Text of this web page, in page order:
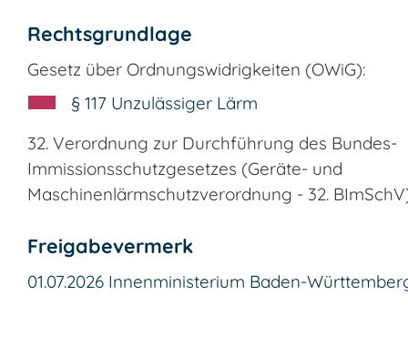
Rechtsgrundlage
Gesetz über Ordnungswidrigkeiten (OWiG):
§ 117 Unzulässiger Lärm
32. Verordnung zur Durchführung des Bundes-
Immissionsschutzgesetzes (Geräte- und
Maschinenlärmschutzverordnung - 32.
Freigabevermerk
01.07.2026 Innenministerium Baden-